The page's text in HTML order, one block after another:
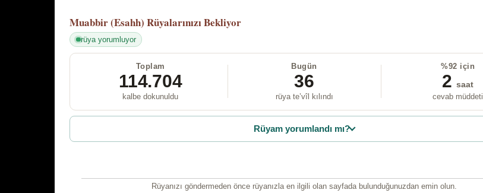
Muabbir (Esahh) Rüyalarınızı Bekliyor
rüya yorumluyor
Toplam
114.704
kalbe dokunuldu
Bugün
36
rüya te’vîl kılındı
%92 için
2 saat
cevab müddeti
Rüyam yorumlandı mı?
Rüyanızı göndermeden önce rüyanızla en ilgili olan sayfada bulunduğunuzdan emin olun.